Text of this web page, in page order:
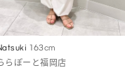
163cm
らぽーと福岡店